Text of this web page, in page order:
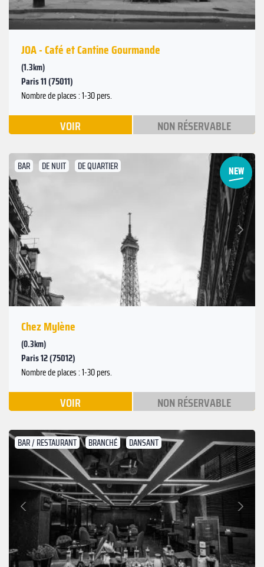
JOA - Café et Cantine Gourmande
(1.3km)
Paris 11 (75011)
Nombre de places : 1-30 pers.
VOIR NON RÉSERVABLE
BAR DE NUIT DE QUARTIER
Précédent
Suivant
Chez Mylène
(0.3km)
Paris 12 (75012)
Nombre de places : 1-30 pers.
VOIR NON RÉSERVABLE
BAR / RESTAURANT BRANCHÉ DANSANT
Précédent
Suivant